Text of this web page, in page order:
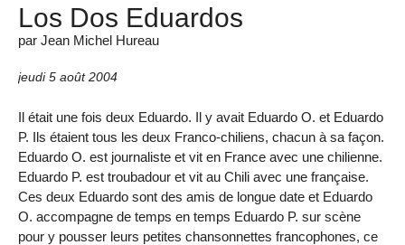
Los Dos Eduardos
par Jean Michel Hureau
jeudi 5 août 2004
Il était une fois deux Eduardo. Il y avait Eduardo O. et Eduardo
P. Ils étaient tous les deux Franco-chiliens, chacun à sa façon.
Eduardo O. est journaliste et vit en France avec une chilienne.
Eduardo P. est troubadour et vit au Chili avec une française.
Ces deux Eduardo sont des amis de longue date et Eduardo
O. accompagne de temps en temps Eduardo P. sur scène
pour y pousser leurs petites chansonnettes francophones, ce